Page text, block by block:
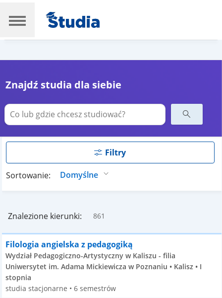
Znajdź studia dla siebie
Filtry
Sortowanie:
Znalezione kierunki: 861
Filologia angielska z pedagogiką
Wydział Pedagogiczno-Artystyczny w Kaliszu - filia
Uniwersytet im. Adama Mickiewicza w Poznaniu • Kalisz • I
stopnia
studia stacjonarne • 6 semestrów